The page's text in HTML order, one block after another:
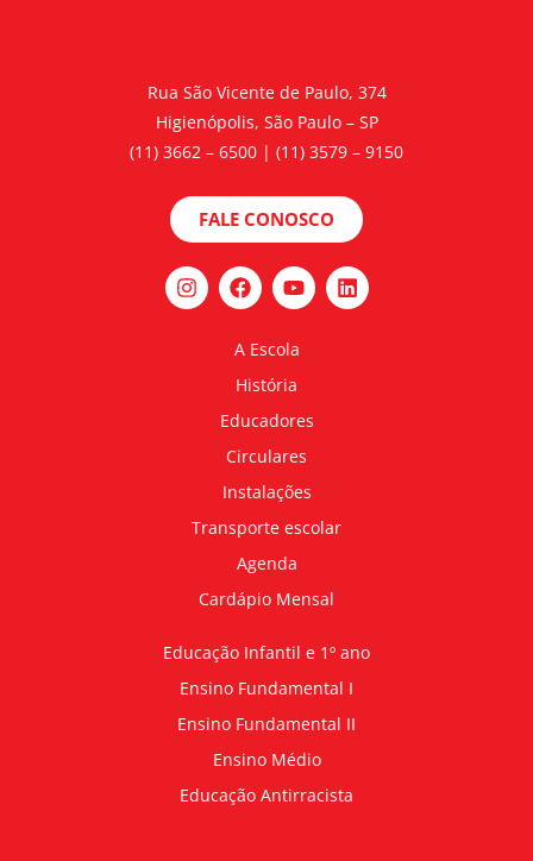
Rua São Vicente de Paulo, 374
Higienópolis, São Paulo – SP
(11) 3662 – 6500 | (11) 3579 – 9150
FALE CONOSCO
A Escola
História
Educadores
Circulares
Instalações
Transporte escolar
Agenda
Cardápio Mensal
Educação Infantil e 1º ano
Ensino Fundamental I
Ensino Fundamental II
Ensino Médio
Educação Antirracista